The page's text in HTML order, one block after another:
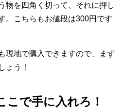
物を四角く切って、それに押し
。こちらもお値段は300円です
現地で購入できますので、まず
ょう！
こで手に入れろ！